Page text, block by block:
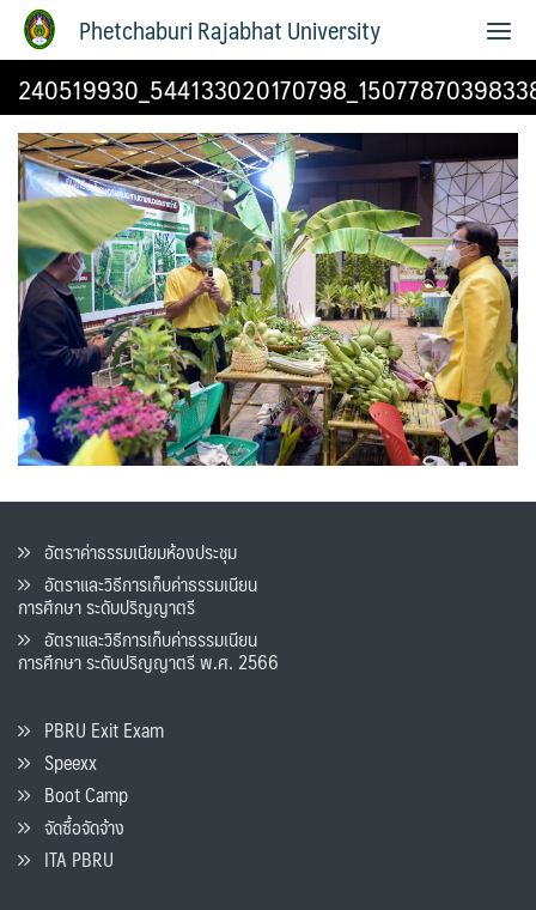
Phetchaburi Rajabhat University
อัตราค่าธรรมเนียมห้องประชุม
อัตราและวิธีการเก็บค่าธรรมเนียน
การศึกษา ระดับปริญญาตรี
อัตราและวิธีการเก็บค่าธรรมเนียน
การศึกษา ระดับปริญญาตรี พ.ศ. 2566
PBRU Exit Exam
Speexx
Boot Camp
จัดซื้อจัดจ้าง
ITA PBRU